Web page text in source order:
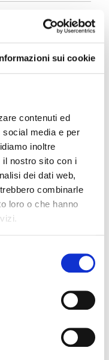
sui cookie
contenuti ed
social media e per
inoltre
il nostro sito con i
dei dati web,
combinarle
loro o che hanno
in padella
asparagi a
al dente, li
alla
a cuocere.
pepe.
pomi e
pomodoro non